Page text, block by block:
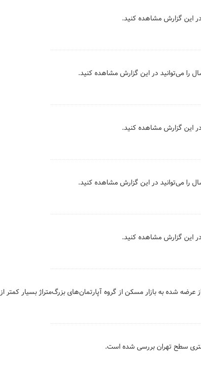
شده به بازار مسکن از گروه آپارتمان‌های بزرگ‌متراژ بسیار کمتر از